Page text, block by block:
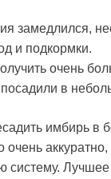
замедлился,
и подкормки.
очень
в
имбирь в
очень
систему.